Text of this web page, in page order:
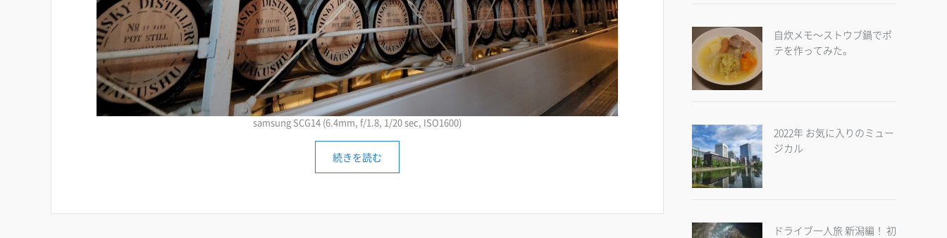
samsung SCG14 (6.4mm, f/1.8, 1/20 sec, ISO1600)
続きを読む
自炊メモ～ストウブ鍋でポ
テを作ってみた。
2022年 お気に入りのミュー
ジカル
ドライブ一人旅 新潟編！ 初